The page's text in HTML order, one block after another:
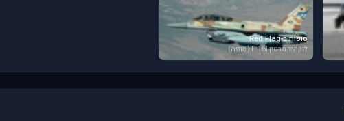
סופות ב-Red Flag
לוקהיד מרטין F-16I (סופה)